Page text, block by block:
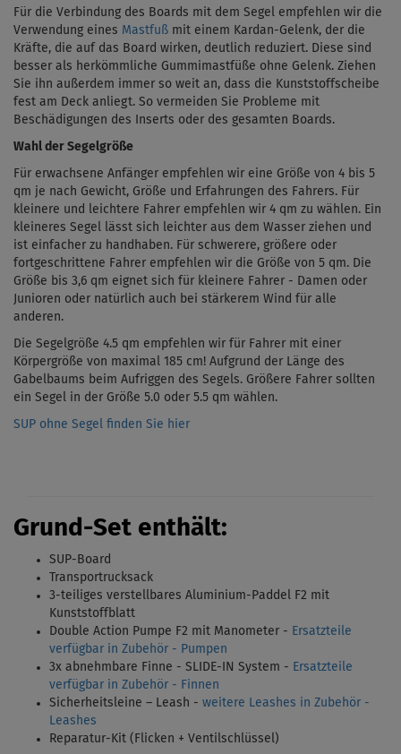
Für die Verbindung des Boards mit dem Segel empfehlen wir die
Verwendung eines Mastfuß mit einem Kardan-Gelenk, der die
Kräfte, die auf das Board wirken, deutlich reduziert. Diese sind
besser als herkömmliche Gummimastfüße ohne Gelenk. Ziehen
Sie ihn außerdem immer so weit an, dass die Kunststoffscheibe
fest am Deck anliegt. So vermeiden Sie Probleme mit
Beschädigungen des Inserts oder des gesamten Boards.
Wahl der Segelgröße
Für erwachsene Anfänger empfehlen wir eine Größe von 4 bis 5
qm je nach Gewicht, Größe und Erfahrungen des Fahrers. Für
kleinere und leichtere Fahrer empfehlen wir 4 qm zu wählen. Ein
kleineres Segel lässt sich leichter aus dem Wasser ziehen und
ist einfacher zu handhaben. Für schwerere, größere oder
fortgeschrittene Fahrer empfehlen wir die Größe von 5 qm. Die
Größe bis 3,6 qm eignet sich für kleinere Fahrer - Damen oder
Junioren oder natürlich auch bei stärkerem Wind für alle
anderen.
Die Segelgröße 4.5 qm empfehlen wir für Fahrer mit einer
Körpergröße von maximal 185 cm! Aufgrund der Länge des
Gabelbaums beim Aufriggen des Segels. Größere Fahrer sollten
ein Segel in der Größe 5.0 oder 5.5 qm wählen.
SUP ohne Segel finden Sie hier
Grund-Set enthält:
SUP-Board
Transportrucksack
3-teiliges verstellbares Aluminium-Paddel F2 mit
Kunststoffblatt
Double Action Pumpe F2 mit Manometer - Ersatzteile
verfügbar in Zubehör - Pumpen
3x abnehmbare Finne - SLIDE-IN System - Ersatzteile
verfügbar in Zubehör - Finnen
Sicherheitsleine – Leash - weitere Leashes in Zubehör -
Leashes
Reparatur-Kit (Flicken + Ventilschlüssel)